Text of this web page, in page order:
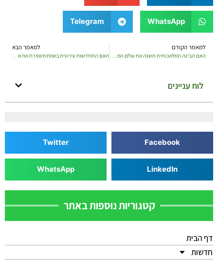
WhatsApp
Telegram
למאמר הקודם למאמר הבא
לוח עניינים
Facebook
Twitter
LinkedIn
WhatsApp
קטגוריות נוספות באתר
דף הבית
חדשות